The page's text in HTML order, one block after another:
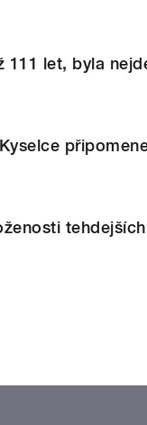
111 let, byla